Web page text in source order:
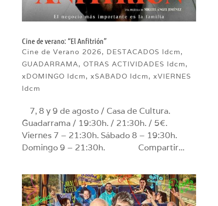
Cine de verano: “El Anfitrión”
Cine de Verano 2026, DESTACADOS ldcm,
GUADARRAMA, OTRAS ACTIVIDADES ldcm,
xDOMINGO ldcm, xSABADO ldcm, xVIERNES
ldcm
7, 8 y 9 de agosto / Casa de Cultura.
Guadarrama / 19:30h. / 21:30h. / 5€.
Viernes 7 – 21:30h. Sábado 8 – 19:30h.
Domingo 9 – 21:30h. Compartir...